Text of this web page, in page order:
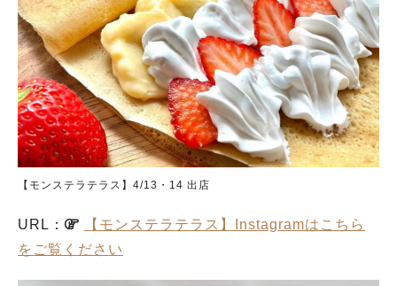
【モンステラテラス】4/13・14 出店
URL：
【モンステラテラス】Instagramはこちら
をご覧ください